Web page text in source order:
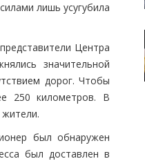
лишь усугубила
Центра
значительной
дорог. Чтобы
250 километров. В
жители.
был обнаружен
был доставлен в